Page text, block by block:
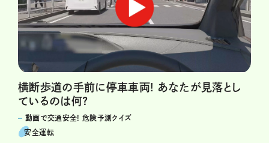
横断歩道の手前に停車車両! あなたが見落とし
ているのは何?
動画で交通安全! 危険予測クイズ
安全運転